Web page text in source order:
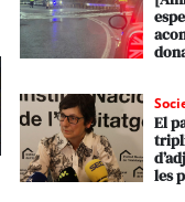
El
les